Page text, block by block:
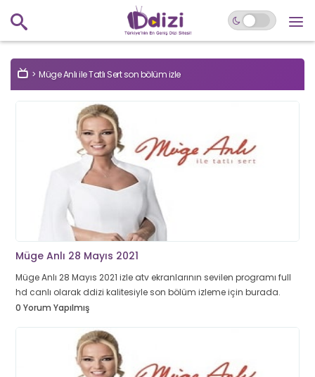
Müge Anlı ile Tatlı Sert son bölüm izle
Müge Anlı 28 Mayıs 2021
Müge Anlı 28 Mayıs 2021 izle atv ekranlarının sevilen programı full
hd canlı olarak ddizi kalitesiyle son bölüm izleme için burada.
0 Yorum Yapılmış